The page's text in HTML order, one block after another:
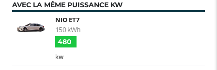
AVEC LA MÊME PUISSANCE KW
NIO ET7
150 kWh
480
kw